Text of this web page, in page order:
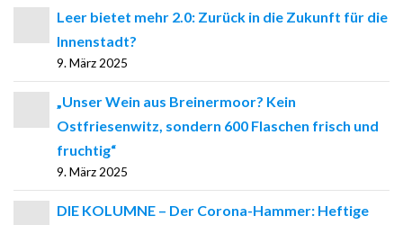
Leer bietet mehr 2.0: Zurück in die Zukunft für die
Innenstadt?
9. März 2025
„Unser Wein aus Breinermoor? Kein
Ostfriesenwitz, sondern 600 Flaschen frisch und
fruchtig“
9. März 2025
DIE KOLUMNE – Der Corona-Hammer: Heftige